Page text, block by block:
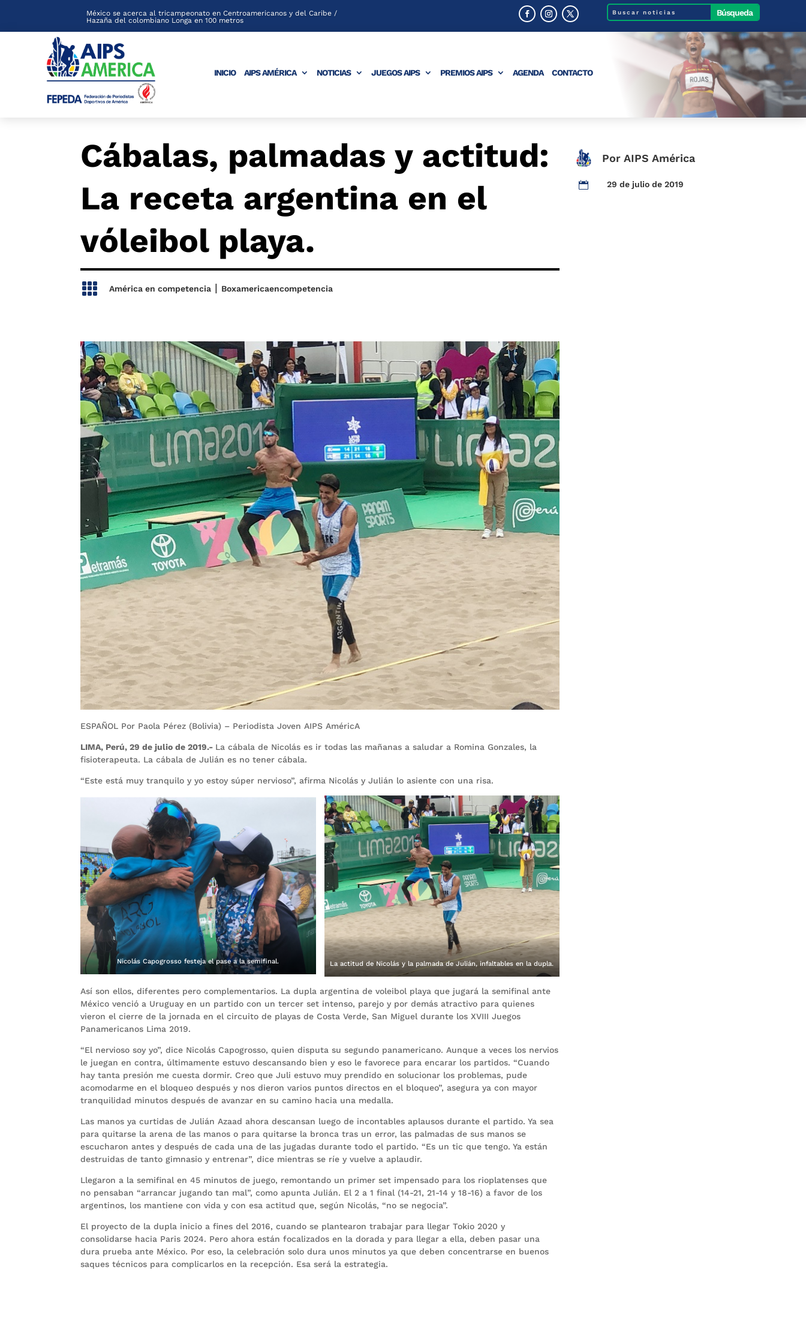
México se acerca al tricampeonato en Centroamericanos y del Caribe /
Hazaña del colombiano Longa en 100 metros
INICIO AIPS AMÉRICA NOTICIAS JUEGOS AIPS PREMIOS AIPS AGENDA CONTACTO
Cábalas, palmadas y actitud:
La receta argentina en el
vóleibol playa.
 América en competencia| Boxamericaencompetencia
Por AIPS América
 29 de julio de 2019
ESPAÑOL Por Paola Pérez (Bolivia) – Periodista Joven AIPS AméricA
LIMA, Perú, 29 de julio de 2019.- La cábala de Nicolás es ir todas las mañanas a saludar a Romina Gonzales, la
fisioterapeuta. La cábala de Julián es no tener cábala.
“Este está muy tranquilo y yo estoy súper nervioso”, afirma Nicolás y Julián lo asiente con una risa.
Nicolás Capogrosso festeja el pase a la semifinal. La actitud de Nicolás y la palmada de Julián, infaltables en la dupla.
Así son ellos, diferentes pero complementarios. La dupla argentina de voleibol playa que jugará la semifinal ante
México venció a Uruguay en un partido con un tercer set intenso, parejo y por demás atractivo para quienes
vieron el cierre de la jornada en el circuito de playas de Costa Verde, San Miguel durante los XVIII Juegos
Panamericanos Lima 2019.
“El nervioso soy yo”, dice Nicolás Capogrosso, quien disputa su segundo panamericano. Aunque a veces los nervios
le juegan en contra, últimamente estuvo descansando bien y eso le favorece para encarar los partidos. “Cuando
hay tanta presión me cuesta dormir. Creo que Juli estuvo muy prendido en solucionar los problemas, pude
acomodarme en el bloqueo después y nos dieron varios puntos directos en el bloqueo”, asegura ya con mayor
tranquilidad minutos después de avanzar en su camino hacia una medalla.
Las manos ya curtidas de Julián Azaad ahora descansan luego de incontables aplausos durante el partido. Ya sea
para quitarse la arena de las manos o para quitarse la bronca tras un error, las palmadas de sus manos se
escucharon antes y después de cada una de las jugadas durante todo el partido. “Es un tic que tengo. Ya están
destruidas de tanto gimnasio y entrenar”, dice mientras se ríe y vuelve a aplaudir.
Llegaron a la semifinal en 45 minutos de juego, remontando un primer set impensado para los rioplatenses que
no pensaban “arrancar jugando tan mal”, como apunta Julián. El 2 a 1 final (14-21, 21-14 y 18-16) a favor de los
argentinos, los mantiene con vida y con esa actitud que, según Nicolás, “no se negocia”.
El proyecto de la dupla inicio a fines del 2016, cuando se plantearon trabajar para llegar Tokio 2020 y
consolidarse hacia Paris 2024. Pero ahora están focalizados en la dorada y para llegar a ella, deben pasar una
dura prueba ante México. Por eso, la celebración solo dura unos minutos ya que deben concentrarse en buenos
saques técnicos para complicarlos en la recepción. Esa será la estrategia.